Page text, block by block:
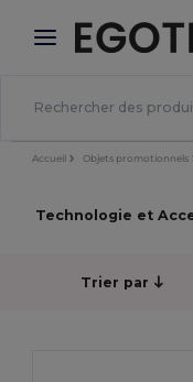
× Appli
Meilleurs prix
Accueil Objets promotionnels
Technologie et
Trier par